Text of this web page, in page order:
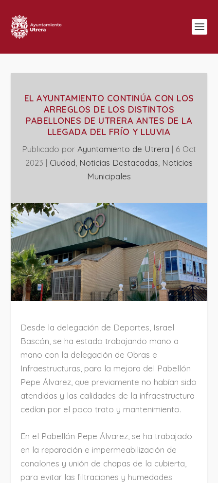
EL AYUNTAMIENTO CONTINÚA CON LOS
ARREGLOS DE LOS DISTINTOS
PABELLONES DE UTRERA ANTES DE LA
LLEGADA DEL FRÍO Y LLUVIA
Publicado por Ayuntamiento de Utrera | 6 Oct
2023 | Ciudad Noticias Destacadas ‎Noticias
Municipales
Desde la delegación de Deportes, Israel
Bascón, se ha estado trabajando mano a
mano con la delegación de Obras e
Infraestructuras, para la mejora del Pabellón
Pepe Álvarez, que previamente no habían sido
atendidas y las calidades de la infraestructura
cedían por el poco trato y mantenimiento.
En el Pabellón Pepe Álvarez, se ha trabajado
en la reparación e impermeabilización de
canalones y unión de chapas de la cubierta,
para evitar las filtraciones y humedades